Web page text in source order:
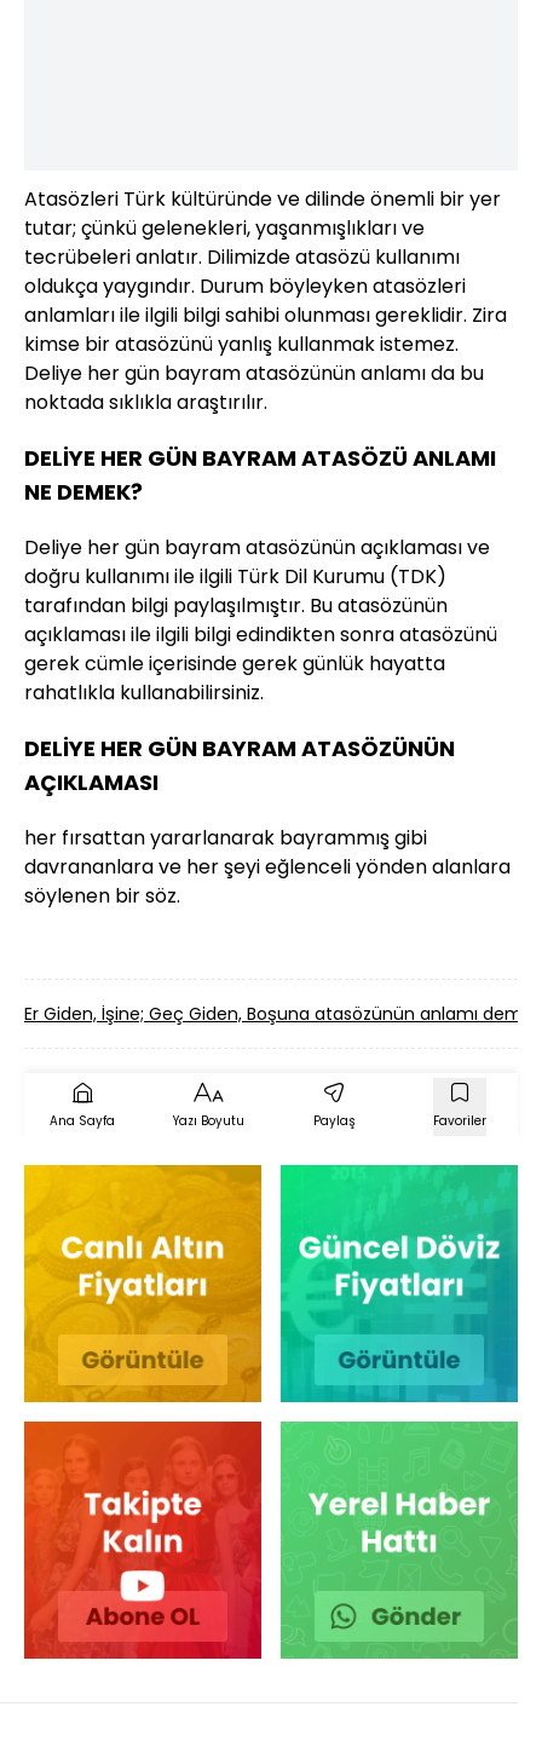
Atasözleri Türk kültüründe ve dilinde önemli bir yer
tutar; çünkü gelenekleri, yaşanmışlıkları ve
tecrübeleri anlatır. Dilimizde atasözü kullanımı
oldukça yaygındır. Durum böyleyken atasözleri
anlamları ile ilgili bilgi sahibi olunması gereklidir. Zira
kimse bir atasözünü yanlış kullanmak istemez.
Deliye her gün bayram atasözünün anlamı da bu
noktada sıklıkla araştırılır.
DELİYE HER GÜN BAYRAM ATASÖZÜ ANLAMI
NE DEMEK?
Deliye her gün bayram atasözünün açıklaması ve
doğru kullanımı ile ilgili Türk Dil Kurumu (TDK)
tarafından bilgi paylaşılmıştır. Bu atasözünün
açıklaması ile ilgili bilgi edindikten sonra atasözünü
gerek cümle içerisinde gerek günlük hayatta
rahatlıkla kullanabilirsiniz.
DELİYE HER GÜN BAYRAM ATASÖZÜNÜN
AÇIKLAMASI
her fırsattan yararlanarak bayrammış gibi
davrananlara ve her şeyi eğlenceli yönden alanlara
söylenen bir söz.
Er Giden, İşine; Geç Giden, Boşuna atasözünün anlamı
Ana Sayfa Yazı Boyutu Paylaş Favoriler